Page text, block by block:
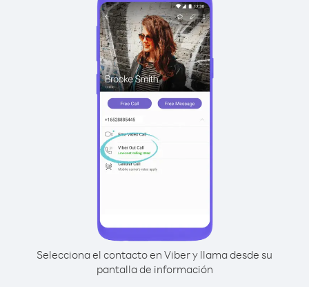
Selecciona el contacto en Viber y llama desde su
pantalla de información